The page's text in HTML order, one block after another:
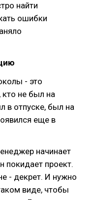
найти
ошибки
- это
не был на
в отпуске, был на
еще в
начинает
покидает проект.
- декрет. И нужно
виде, чтобы